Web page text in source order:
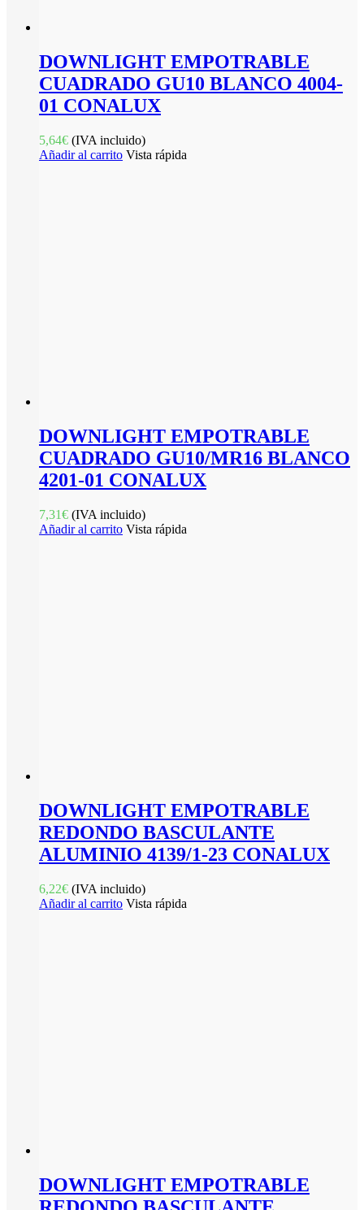
DOWNLIGHT EMPOTRABLE
CUADRADO GU10 BLANCO 4004-
01 CONALUX
5,64€ (IVA incluido)
Añadir al carrito Vista rápida
DOWNLIGHT EMPOTRABLE
CUADRADO GU10/MR16 BLANCO
4201-01 CONALUX
7,31€ (IVA incluido)
Añadir al carrito Vista rápida
DOWNLIGHT EMPOTRABLE
REDONDO BASCULANTE
ALUMINIO 4139/1-23 CONALUX
6,22€ (IVA incluido)
Añadir al carrito Vista rápida
DOWNLIGHT EMPOTRABLE